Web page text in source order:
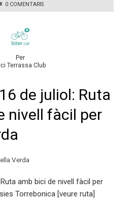
0 COMENTARIS
Per
Terrassa Club
de juliol: Ruta
nivell fàcil per
Verda
amb bici de nivell fàcil per
Torrebonica [veure ruta]